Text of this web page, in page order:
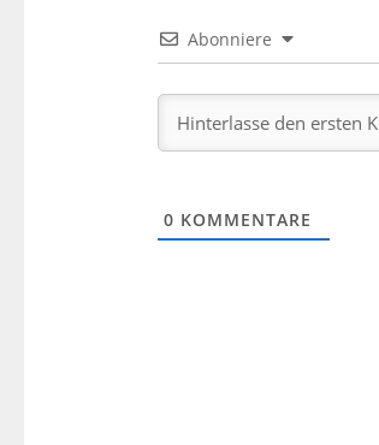
Abonniere
0 KOMMENTARE